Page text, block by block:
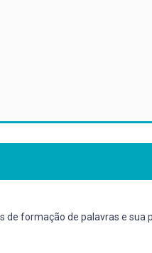
formação de palavras e sua